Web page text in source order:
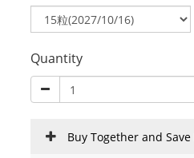
Quantity
Buy Together and